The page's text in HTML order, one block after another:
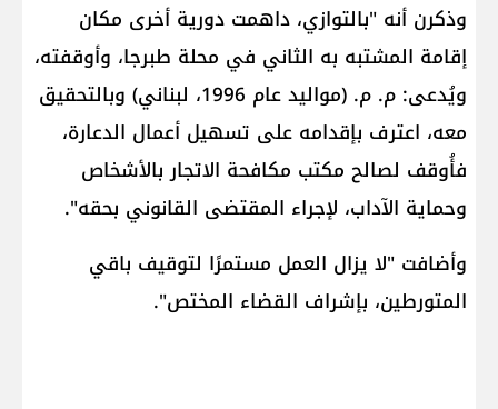
وذكرن أنه "بالتوازي، داهمت دورية أخرى مكان
إقامة المشتبه به الثاني في محلة طبرجا، وأوقفته،
ويُدعى: ​م. م.​ (مواليد عام 1996، لبناني) وبالتحقيق
معه، اعترف بإقدامه على تسهيل أعمال الدعارة،
فأُوقف لصالح مكتب مكافحة الاتجار بالأشخاص
وحماية الآداب، لإجراء المقتضى القانوني بحقه".
وأضافت "لا يزال العمل مستمرًا لتوقيف باقي
المتورطين، بإشراف القضاء المختص".